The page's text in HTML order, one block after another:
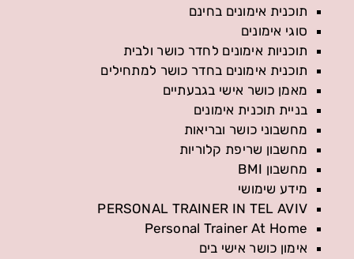
תוכנית אימונים בחינם
סוגי אימונים
תוכניות אימונים לחדר כושר ולבית
תוכנית אימונים בחדר כושר למתחילים
מאמן כושר אישי בגבעתיים
בניית תוכנית אימונים
מחשבוני כושר ובריאות
מחשבון שריפת קלוריות
מחשבון BMI
מידע שימושי
PERSONAL TRAINER IN TEL AVIV
Personal Trainer At Home
אימון כושר אישי בים